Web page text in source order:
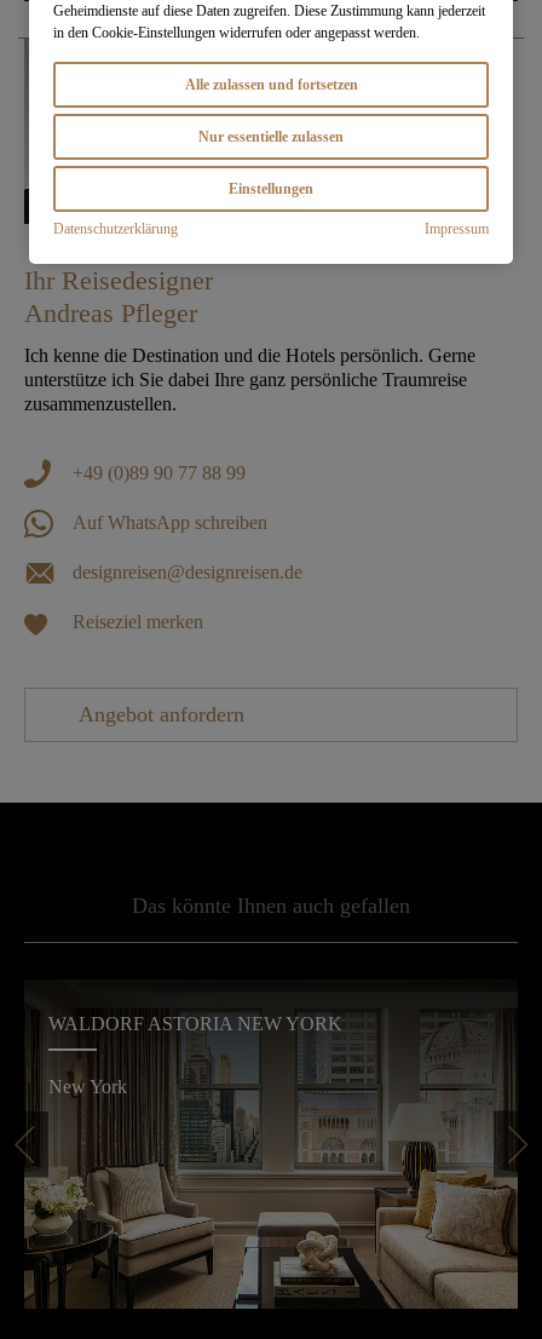
Ihr Reisedesigner
Andreas Pfleger
Ich kenne die Destination und die Hotels persönlich. Gerne
unterstütze ich Sie dabei Ihre ganz persönliche Traumreise
zusammenzustellen.
+49 (0)89 90 77 88 99
Auf WhatsApp schreiben
designreisen@designreisen.de
Reiseziel merken
Angebot anfordern
Das könnte Ihnen auch gefallen
WALDORF ASTORIA NEW YORK
New York
Geheimdienste auf diese Daten zugreifen. Diese Zustimmung kann jederzeit
in den Cookie-Einstellungen widerrufen oder angepasst werden.
Alle zulassen und fortsetzen
Nur essentielle zulassen
Einstellungen
Datenschutzerklärung Impressum